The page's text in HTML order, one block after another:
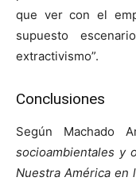
que ver con el
supuesto
extractivismo”.
Conclusiones
Según Machado
socioambientales y
Nuestra América en